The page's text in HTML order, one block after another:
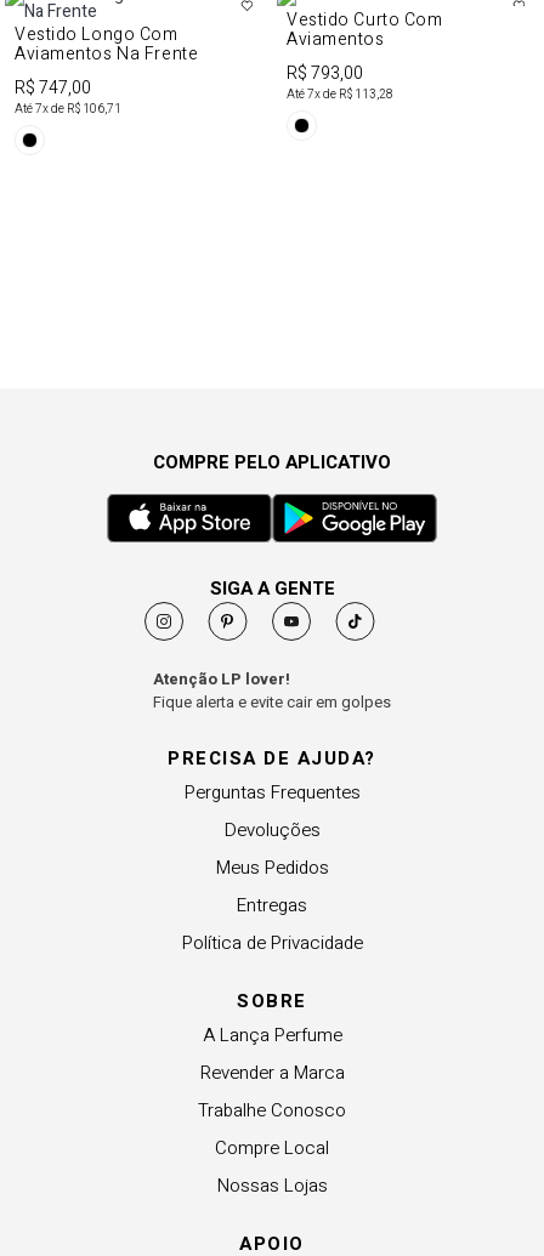
Vestido Longo Com
Aviamentos Na Frente
R$ 747,00
Até7x de R$ 106,71
Vestido Curto Com
Aviamentos
R$ 793,00
Até7x de R$ 113,28
PRECISA DE AJUDA?
Perguntas Frequentes
Devoluções
Meus Pedidos
Entregas
Política de Privacidade
SOBRE
A Lança Perfume
Revender a Marca
Trabalhe Conosco
Compre Local
Nossas Lojas
APOIO
COMPRE PELO APLICATIVO
SIGA A GENTE
Atenção LP lover!
Fique alerta e evite cair em golpes